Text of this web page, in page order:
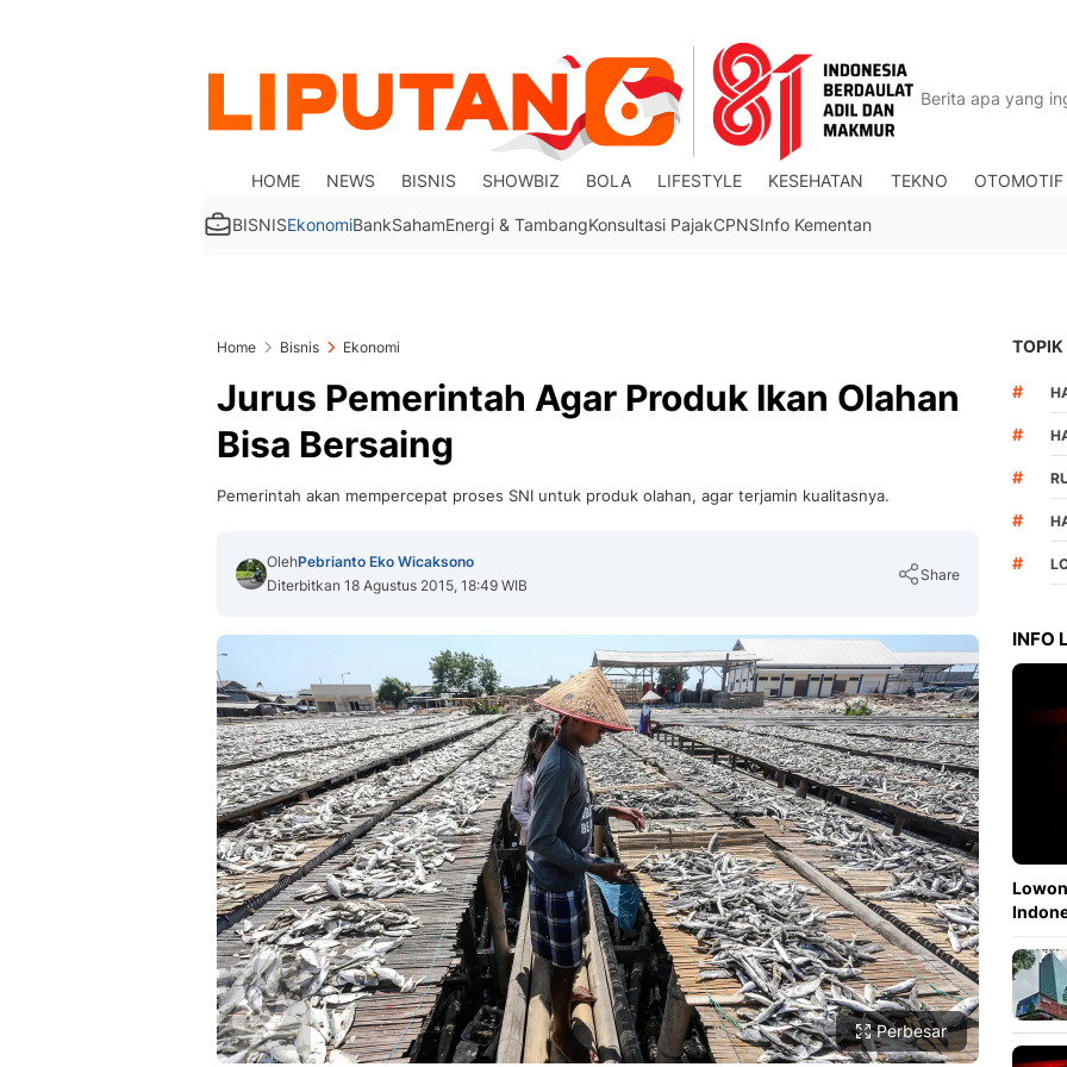
HOME NEWS BISNIS SHOWBIZ BOLA LIFESTYLE KESEHATAN TEKNO OTOMOTIF
BISNISEkonomiBankSahamEnergi & TambangKonsultasi PajakCPNSInfo Kementan
Home Bisnis Ekonomi
Jurus Pemerintah Agar Produk Ikan Olahan
Bisa Bersaing
Pemerintah akan mempercepat proses SNI untuk produk olahan, agar terjamin kualitasnya.
OlehPebrianto Eko Wicaksono
Diterbitkan 18 Agustus 2015, 18:49 WIB
Share
Copy Link
Perbesar
TOPIK
#
#
#
#
#
INFO